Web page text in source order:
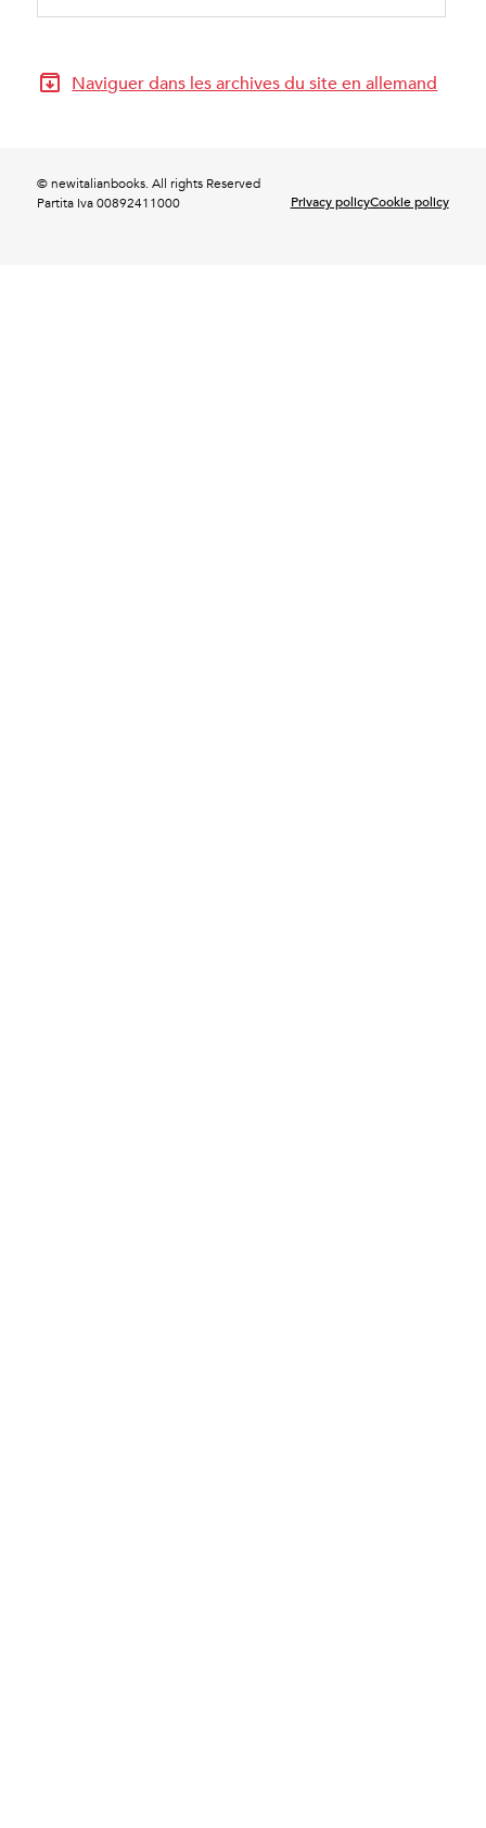
Naviguer dans les archives du site en allemand
© newitalianbooks. All rights Reserved
Partita Iva 00892411000
Privacy policyCookie policy